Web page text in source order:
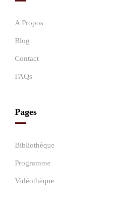
A Propos
Blog
Contact
FAQs
Pages
Bibliothèque
Programme
Vidéothèque